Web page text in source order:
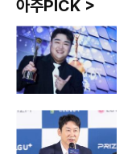
아주PICK >